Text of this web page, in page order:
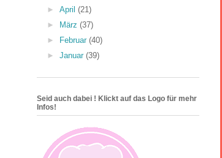
► April (21)
►
März (37)
►
Februar (40)
► Januar (39)
Seid auch dabei ! Klickt auf das Logo für mehr
Infos!